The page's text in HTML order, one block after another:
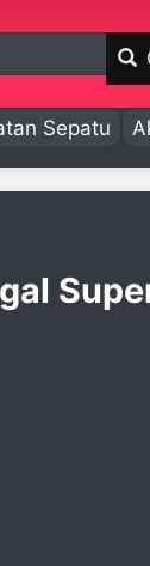
Sepatu